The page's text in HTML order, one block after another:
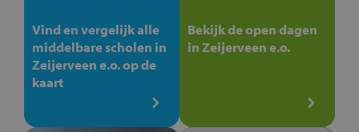
Vind en vergelijk alle
middelbare scholen in
Zeijerveen e.o. op de
kaart
Bekijk de open dagen
in Zeijerveen e.o.